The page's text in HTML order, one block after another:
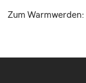
Zum Warmwerden: